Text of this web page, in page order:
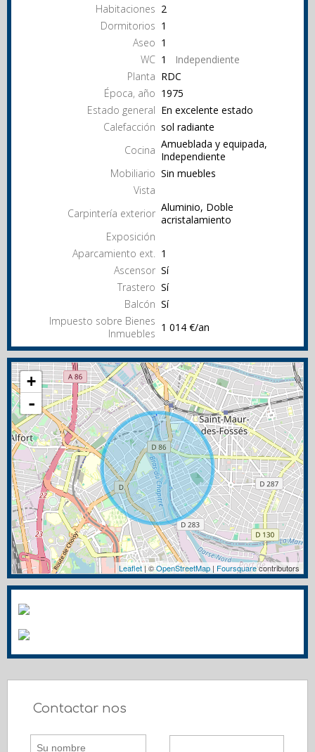
Habitaciones 2
Dormitorios 1
Aseo 1
WC 1
Independiente
Planta RDC
Época, año 1975
Estado general En excelente estado
Calefacción sol radiante
Cocina Amueblada y equipada,
Independiente
Mobiliario Sin muebles
Vista
Carpintería exterior Aluminio, Doble
acristalamiento
Exposición
Aparcamiento ext. 1
Ascensor Sí
Trastero Sí
Balcón Sí
Impuesto sobre Bienes
Inmuebles 1 014 €/an
+
-
Leaflet| ©OpenStreetMap | Foursquarecontributors
Contactar nos